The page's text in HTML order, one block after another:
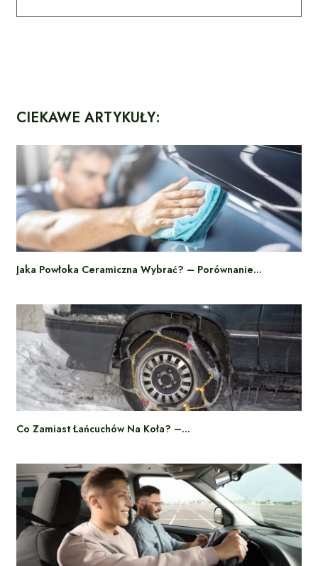
CIEKAWE ARTYKUŁY:
Jaka Powłoka Ceramiczna Wybrać? – Porównanie…
Co Zamiast Łańcuchów Na Koła? –…